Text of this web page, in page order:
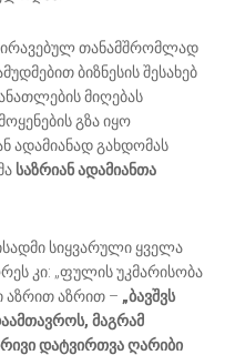
თანამშრომლად
ბიზნესის შესახებ
მიღებას
გზა იყო
ადამიანად გახდომას
საზრიან ადამიანთა
სიყვარული ყველა
კი: „ფულის უკმარისობა
აზრით აზრით – „ბავშვს
მაგრამ
დატვირთვა ღარიბი